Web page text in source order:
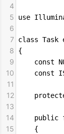
4
5
use
6
7
class Task
8 {
9
const
10
const
11
12
13
14
public
15
    {